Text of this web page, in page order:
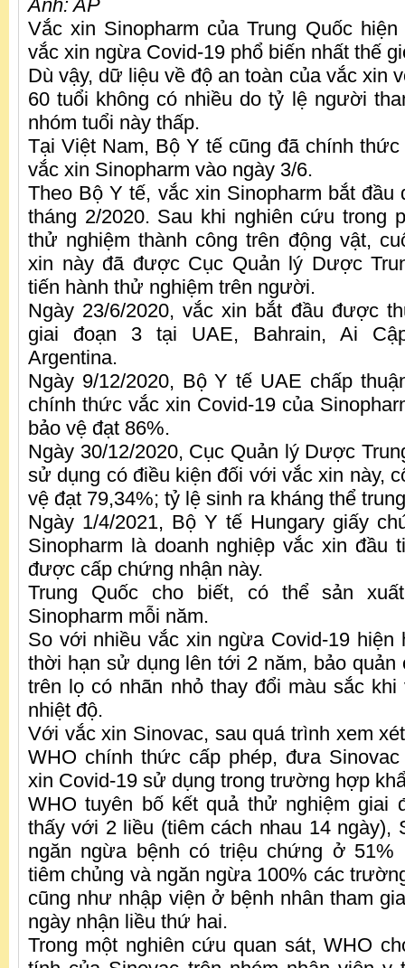
Ảnh: AP
Vắc xin Sinopharm của Trung Quốc
vắc xin ngừa Covid-19 phổ biến nhất thế
Dù vậy, dữ liệu về độ an toàn của vắc xin
60 tuổi không có nhiều do tỷ lệ người
nhóm tuổi này thấp.
Tại Việt Nam, Bộ Y tế cũng đã chính
vắc xin Sinopharm vào ngày 3/6.
Theo Bộ Y tế, vắc xin Sinopharm bắt
tháng 2/2020. Sau khi nghiên cứu trong
thử nghiệm thành công trên động vật,
xin này đã được Cục Quản lý Dược
tiến hành thử nghiệm trên người.
Ngày 23/6/2020, vắc xin bắt đầu được
giai đoạn 3 tại UAE, Bahrain, Ai
Argentina.
Ngày 9/12/2020, Bộ Y tế UAE chấp
chính thức vắc xin Covid-19 của
bảo vệ đạt 86%.
Ngày 30/12/2020, Cục Quản lý Dược
sử dụng có điều kiện đối với vắc xin này,
vệ đạt 79,34%; tỷ lệ sinh ra kháng thể
Ngày 1/4/2021, Bộ Y tế Hungary giấy
Sinopharm là doanh nghiệp vắc xin đầu
được cấp chứng nhận này.
Trung Quốc cho biết, có thể sản
Sinopharm mỗi năm.
So với nhiều vắc xin ngừa Covid-19 hiện
thời hạn sử dụng lên tới 2 năm, bảo quản
trên lọ có nhãn nhỏ thay đổi màu sắc
nhiệt độ.
Với vắc xin Sinovac, sau quá trình xem
WHO chính thức cấp phép, đưa
xin Covid-19 sử dụng trong trường hợp
WHO tuyên bố kết quả thử nghiệm giai
thấy với 2 liều (tiêm cách nhau 14 ngày),
ngăn ngừa bệnh có triệu chứng ở
tiêm chủng và ngăn ngừa 100% các
cũng như nhập viện ở bệnh nhân tham
ngày nhận liều thứ hai.
Trong một nghiên cứu quan sát, WHO